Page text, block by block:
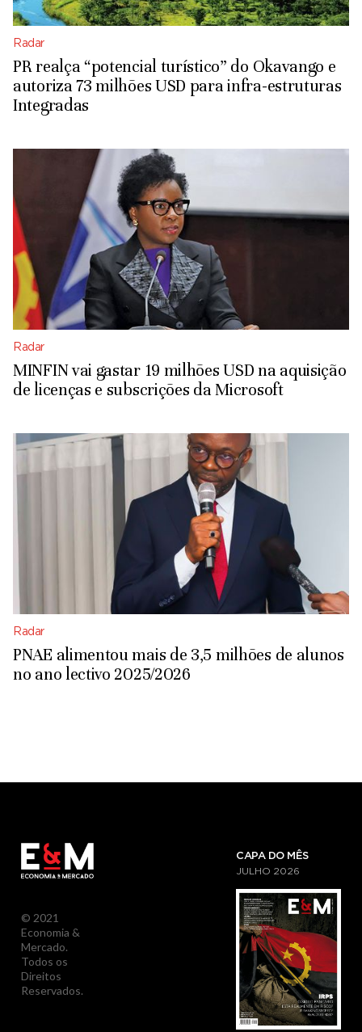
Radar
PR realça “potencial turístico” do Okavango e
autoriza 73 milhões USD para infra-estruturas
Integradas
Radar
MINFIN vai gastar 19 milhões USD na aquisição
de licenças e subscrições da Microsoft
Radar
PNAE alimentou mais de 3,5 milhões de alunos
no ano lectivo 2025/2026
© 2021
Economia &
Mercado.
Todos os
Direitos
Reservados.
CAPA DO MÊS
JULHO 2026